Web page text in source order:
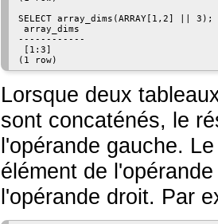
SELECT array_dims(ARRAY[1,2] || 3);
array_dims
------------
[1:3]
(1 row)
Lorsque deux
sont concaténés, le
l'opérande gauche.
élément de
l'opérande droit. Par